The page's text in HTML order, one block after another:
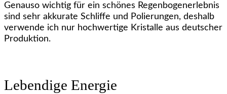
Genauso wichtig für ein schönes Regenbogenerlebnis
sind sehr akkurate Schliffe und Polierungen, deshalb
verwende ich nur hochwertige Kristalle aus deutscher
Produktion.
Lebendige Energie